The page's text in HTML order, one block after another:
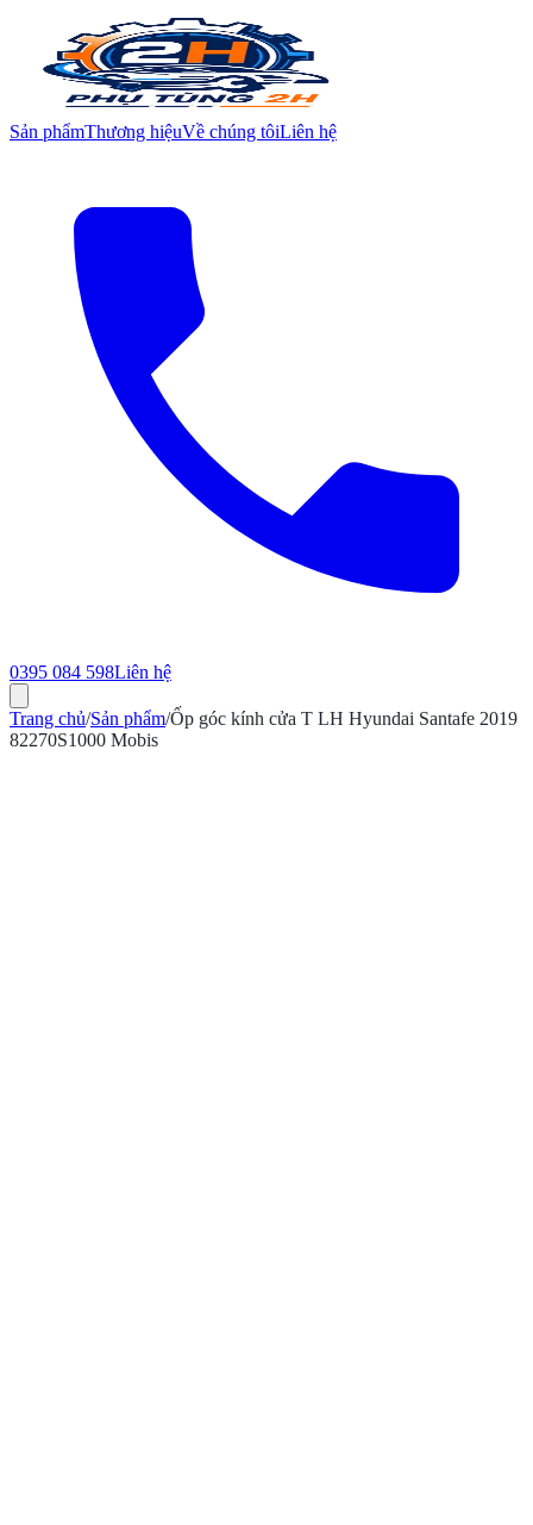
Sản phẩmThương hiệuVề chúng tôiLiên hệ
0395 084 598Liên hệ
Trang chủ/Sản phẩm/Ốp góc kính cửa T LH Hyundai Santafe 2019
82270S1000 Mobis